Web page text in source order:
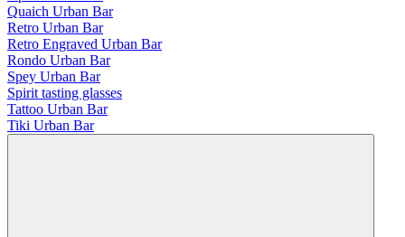
Quaich Urban Bar
Retro Urban Bar
Retro Engraved Urban Bar
Rondo Urban Bar
Spey Urban Bar
Spirit tasting glasses
Tattoo Urban Bar
Tiki Urban Bar